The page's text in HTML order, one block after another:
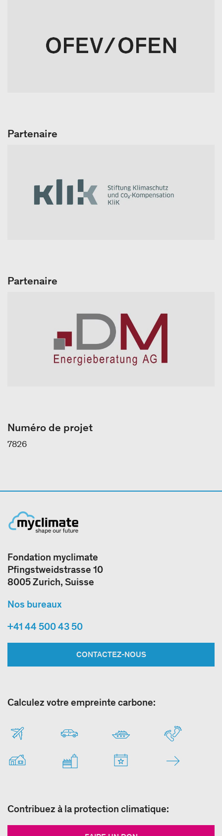
Partenaire
Partenaire
Numéro de projet
7826
Fondation myclimate
Pfingstweidstrasse 10
8005 Zurich, Suisse
Nos bureaux
+41 44 500 43 50
CONTACTEZ-NOUS
Calculez votre empreinte carbone:
Contribuez à la protection climatique: